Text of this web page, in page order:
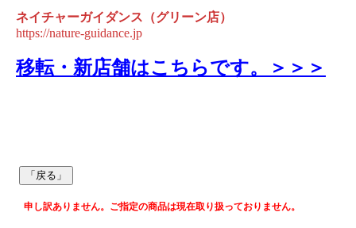
ネイチャーガイダンス（グリーン店）
https://nature-guidance.jp
移転・新店舗はこちらです。＞＞＞
申し訳ありません。ご指定の商品は現在取り扱っておりません。